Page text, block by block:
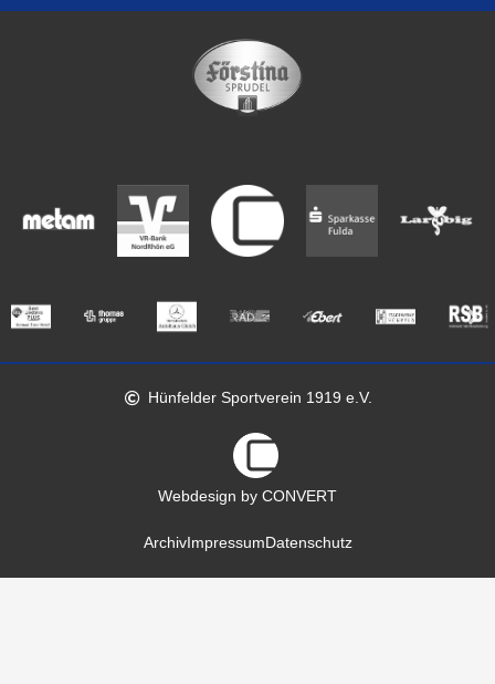
Hünfelder Sportverein 1919 e.V.
Webdesign by CONVERT
ArchivImpressumDatenschutz